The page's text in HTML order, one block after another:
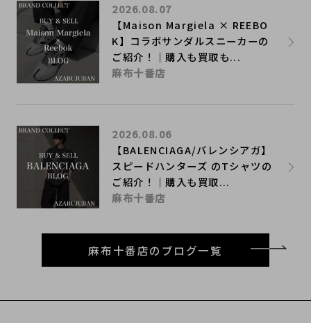
【Maison Margiela × REEBO
K】コラボサンダルスニーカーの
ご紹介！｜購入も買取も...
2026.08.07
麻布十番店
【BALENCIAGA/バレンシアガ】
スピードハンターズ のTシャツの
ご紹介！｜購入も買取...
2026.08.06
麻布十番店
麻布十番店のブログ一覧